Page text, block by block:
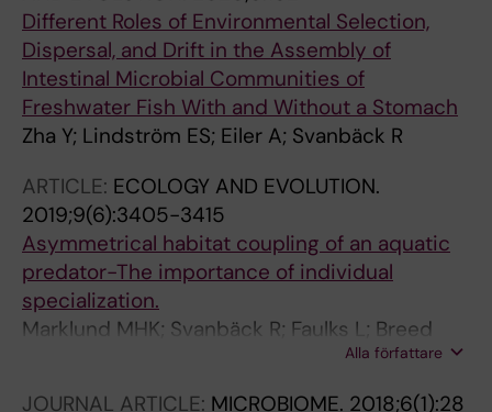
Different Roles of Environmental Selection,
Dispersal, and Drift in the Assembly of
Intestinal Microbial Communities of
Freshwater Fish With and Without a Stomach
Zha Y; Lindström ES; Eiler A; Svanbäck R
ARTICLE: ECOLOGY AND EVOLUTION.
2019;9(6):3405-3415
Asymmetrical habitat coupling of an aquatic
predator-The importance of individual
specialization.
Marklund MHK; Svanbäck R; Faulks L; Breed
Alla författare
JOURNAL ARTICLE: MICROBIOME. 2018;6(1):28